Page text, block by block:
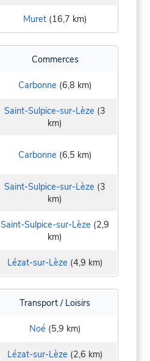
Muret(16,7 km)
Commerces
Carbonne (6,8 km)
Saint-Sulpice-sur-Lèze (3
km)
Carbonne (6,5 km)
Saint-Sulpice-sur-Lèze (3
km)
Saint-Sulpice-sur-Lèze (2,9
km)
Lézat-sur-Lèze (4,9 km)
Transport / Loisirs
Noé (5,9 km)
Lézat-sur-Lèze (2,6 km)